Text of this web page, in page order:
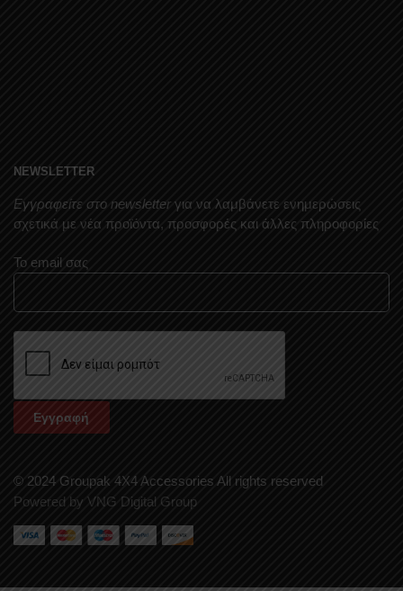
NEWSLETTER
Εγγραφείτε στο newsletter για να λαμβάνετε ενημερώσεις
σχετικά με νέα προϊόντα, προσφορές και άλλες πληροφορίες
Το email σας
© 2024 Groupak 4X4 Accessories All rights reserved
Powered by VNG Digital Group